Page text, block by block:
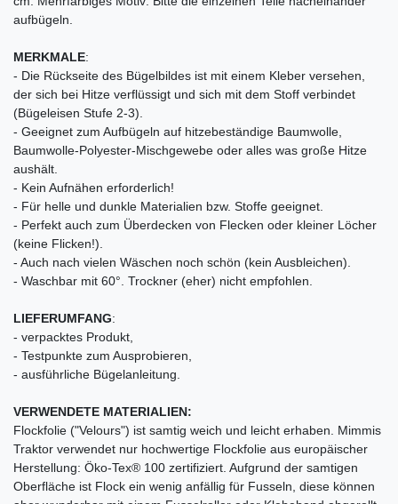
aufbügeln.
MERKMALE:
- Die Rückseite des Bügelbildes ist mit einem Kleber versehen,
der sich bei Hitze verflüssigt und sich mit dem Stoff verbindet
(Bügeleisen Stufe 2-3).
- Geeignet zum Aufbügeln auf hitzebeständige Baumwolle,
Baumwolle-Polyester-Mischgewebe oder alles was große Hitze
aushält.
- Kein Aufnähen erforderlich!
- Für helle und dunkle Materialien bzw. Stoffe geeignet.
- Perfekt auch zum Überdecken von Flecken oder kleiner Löcher
(keine Flicken!).
- Auch nach vielen Wäschen noch schön (kein Ausbleichen).
- Waschbar mit 60°. Trockner (eher) nicht empfohlen.
LIEFERUMFANG:
- verpacktes Produkt,
- Testpunkte zum Ausprobieren,
- ausführliche Bügelanleitung.
VERWENDETE MATERIALIEN:
Flockfolie ("Velours") ist samtig weich und leicht erhaben. Mimmis
Traktor verwendet nur hochwertige Flockfolie aus europäischer
Herstellung: Öko-Tex® 100 zertifiziert. Aufgrund der samtigen
Oberfläche ist Flock ein wenig anfällig für Fusseln, diese können